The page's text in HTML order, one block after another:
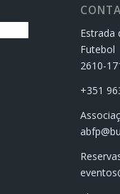
Estrada
Futebol
2610-
+351